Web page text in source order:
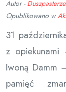
Autor - Duszpasterze
Opublikowano w
31
z opiekunami
Iwoną Damm
pamięć